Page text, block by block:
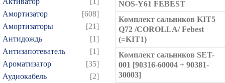
Амортизатор
[608]
Амортизаторы
[21]
Антидождь
[1]
Антизапотеватель
[1]
Ароматизатор
[35]
Аудиокабель
[2]
NOS-Y61 FEBEST
Комплект сальников KIT5
Q72 /COROLLA/ Febest
(=KIT1)
Комплект сальников SET-
001 [90316-60004 + 90381-
30003]